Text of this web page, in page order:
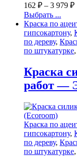
162 ₽ – 3 979 ₽
Выбрать ...
Краска по
гипсокартону,
по дереву,
по штукатурке,
Краска
работ —
Краска по
гипсокартону,
по дереву,
по штукатурке,